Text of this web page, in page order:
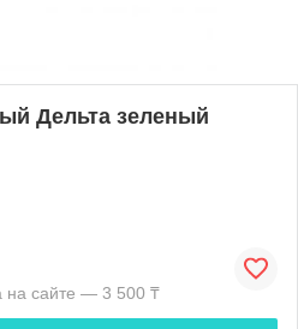
Дельта зеленый
на сайте — 3 500 ₸